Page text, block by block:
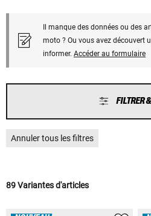
Il manque des données ou des
moto ? Ou vous avez découvert
informer. Accéder au formulaire
FILTRER
Annuler tous les filtres
89 Variantes d'articles